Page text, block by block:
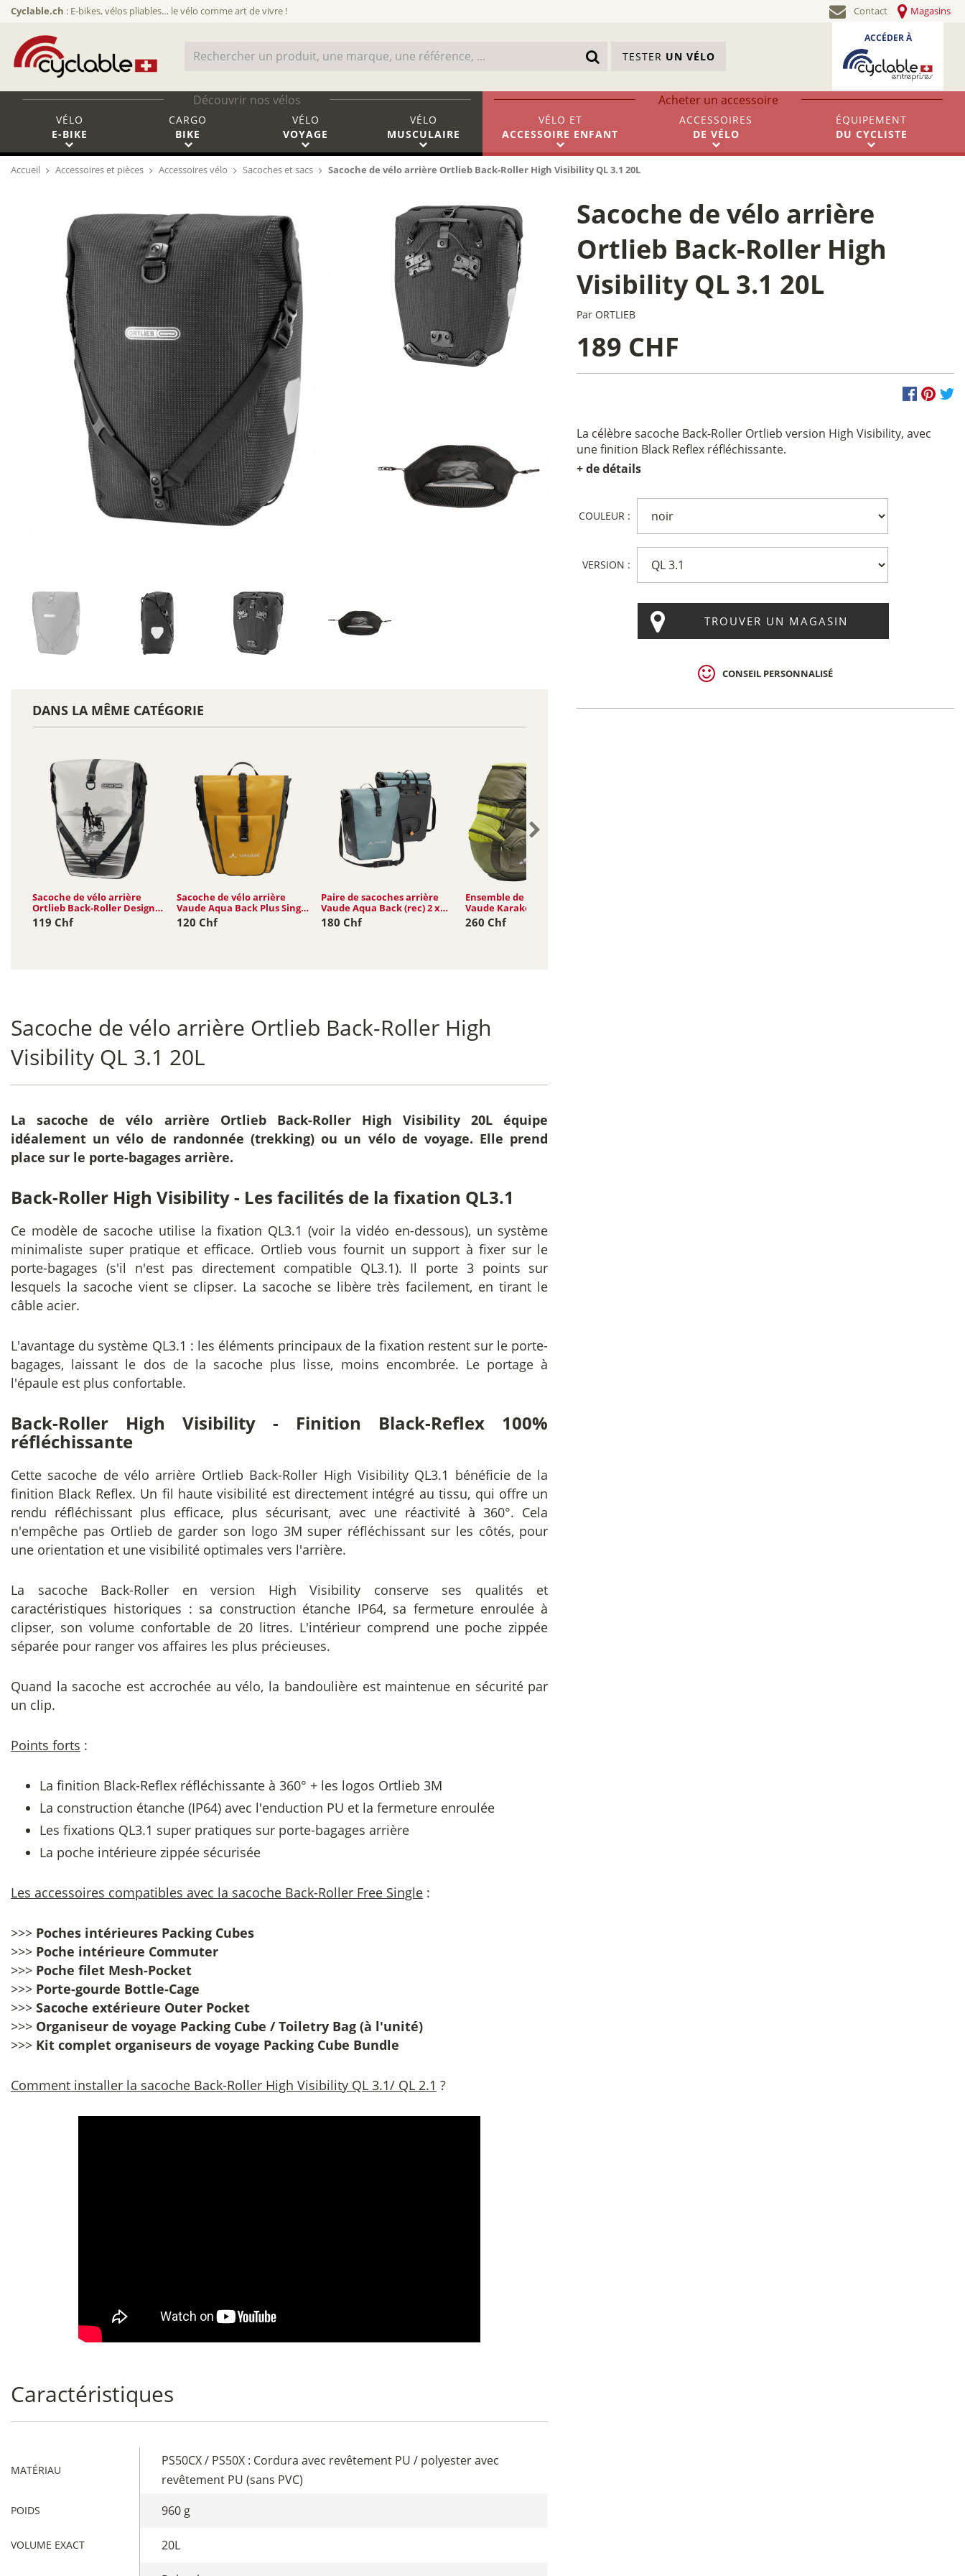
Cyclable.ch : E-bikes, vélos pliables… le vélo comme art de vivre ! Contact Magasins
TESTER UN VÉLO
ACCÉDER À
Découvrir nos vélos Acheter un accessoire
VÉLO
E-BIKE
CARGO
BIKE
VÉLO
VOYAGE
VÉLO
MUSCULAIRE
VÉLO ET
ACCESSOIRE ENFANT
ACCESSOIRES
DE VÉLO
ÉQUIPEMENT
DU CYCLISTE
Accueil Accessoires et pièces Accessoires vélo Sacoches et sacs Sacoche de vélo arrière Ortlieb Back-Roller High Visibility QL 3.1 20L
Sacoche de vélo arrière
Ortlieb Back-Roller High
Visibility QL 3.1 20L
ParORTLIEB
189 CHF
La célèbre sacoche Back-Roller Ortlieb version High Visibility, avec
une finition Black Reflex réfléchissante.
+ de détails
COULEUR :
VERSION :
TROUVER UN MAGASIN
CONSEIL PERSONNALISÉ
DANS LA MÊME CATÉGORIE
Sacoche de vélo arrière
Ortlieb Back-Roller Design
20L
119 Chf
Sacoche de vélo arrière
Vaude Aqua Back Plus Single
(rec)...
120 Chf
Paire de sacoches arrière
Vaude Aqua Back (rec) 2 x
24L
180 Chf
Ensemble de sacoches
Vaude Karakorum Pro 65L
260 Chf
Sacoche de vélo arrière Ortlieb Back-Roller High
Visibility QL 3.1 20L
Lasacoche de vélo arrière Ortlieb Back-Roller High Visibility 20L équipe
idéalement un vélo de randonnée (trekking) ou un vélo de voyage. Elle prend
place sur le porte-bagages arrière.
Back-Roller High Visibility - Les facilités de la fixation QL3.1
Ce modèle de sacoche utilise la fixation QL3.1 (voir la vidéo en-dessous), un système
minimaliste super pratique et efficace. Ortlieb vous fournit un support à fixer sur le
porte-bagages (s'il n'est pas directement compatible QL3.1). Il porte 3 points sur
lesquels la sacoche vient se clipser. La sacoche se libère très facilement, en tirant le
câble acier.
L'avantage du système QL3.1 : les éléments principaux de la fixation restent sur le porte-
bagages, laissant le dos de la sacoche plus lisse, moins encombrée. Le portage à
l'épaule est plus confortable.
Back-Roller High Visibility - Finition Black-Reflex 100%
réfléchissante
Cette sacoche de vélo arrière Ortlieb Back-Roller High Visibility QL3.1 bénéficie de la
finition Black Reflex. Un fil haute visibilité est directement intégré au tissu, qui offre un
rendu réfléchissant plus efficace, plus sécurisant, avec une réactivité à 360°. Cela
n'empêche pas Ortlieb de garder son logo 3M super réfléchissant sur les côtés, pour
une orientation et une visibilité optimales vers l'arrière.
La sacoche Back-Roller en version High Visibility conserve ses qualités et
caractéristiques historiques : sa construction étanche IP64, sa fermeture enroulée à
clipser, son volume confortable de 20 litres. L'intérieur comprend une poche zippée
séparée pour ranger vos affaires les plus précieuses.
Quand la sacoche est accrochée au vélo, la bandoulière est maintenue en sécurité par
un clip.
Points forts :
La finition Black-Reflex réfléchissante à 360° + les logos Ortlieb 3M
La construction étanche (IP64) avec l'enduction PU et la fermeture enroulée
Les fixations QL3.1 super pratiques sur porte-bagages arrière
La poche intérieure zippée sécurisée
Les accessoires compatibles avec la sacoche Back-Roller Free Single :
>>> Poches intérieures Packing Cubes
>>> Poche intérieure Commuter
>>> Poche filet Mesh-Pocket
>>> Porte-gourde Bottle-Cage
>>>Sacoche extérieure Outer Pocket
>>> Organiseur de voyage Packing Cube / Toiletry Bag (à l'unité)
>>> Kit complet organiseurs de voyage Packing Cube Bundle
Comment installer la sacoche Back-Roller High Visibility QL 3.1/ QL 2.1 ?
Caractéristiques
MATÉRIAU
PS50CX / PS50X : Cordura avec revêtement PU / polyester avec
revêtement PU (sans PVC)
POIDS 960 g
VOLUME EXACT 20L